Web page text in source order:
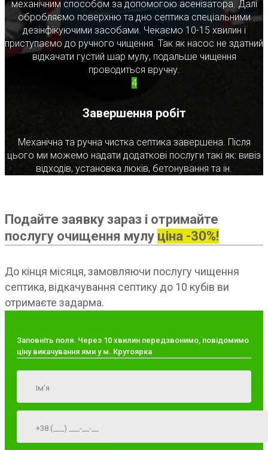
механічним способом за допомогою асенізатора. Далі
обробляємо поверхню та дно септика спеціальними
дезінфікуючими засобами. Чекаємо 10-15 хвилин і
приступаємо до ручного чищення. Так як насос не здатний
відкачати густий шар мулу, подальше чищення
проводиться вручну.
4
Завершення робіт
Механічна та ручна чистка септика завершена. Після
цього ми можемо надати додаткові послуги такі як: вивіз
відходів, установка люків, бетонування та ін.
Подайте заявку зараз і отримайте
послугу очищення мулу ціна -30%!
До кінця місяця, замовляючи послугу чищення
септика, відкачування септику до 10 кубів ви
отримаєте задарма.
Заповніть поля. Через 10 хвилин передзвонимо, повідомимо
ціну викачування ями у м. Крутоярка